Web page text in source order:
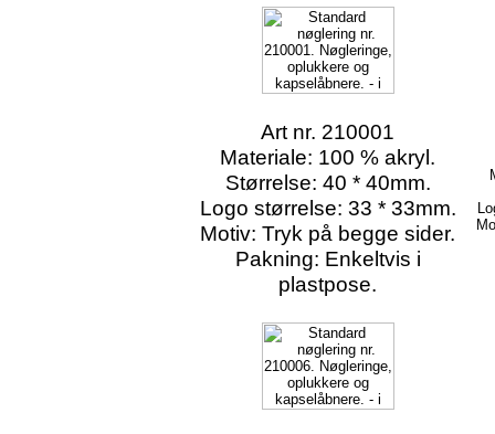
Art nr. 210001
Materiale: 100 % akryl.
Størrelse: 40 * 40mm.
Logo størrelse: 33 * 33mm.
Motiv: Tryk på begge sider.
Pakning: Enkeltvis i
plastpose.